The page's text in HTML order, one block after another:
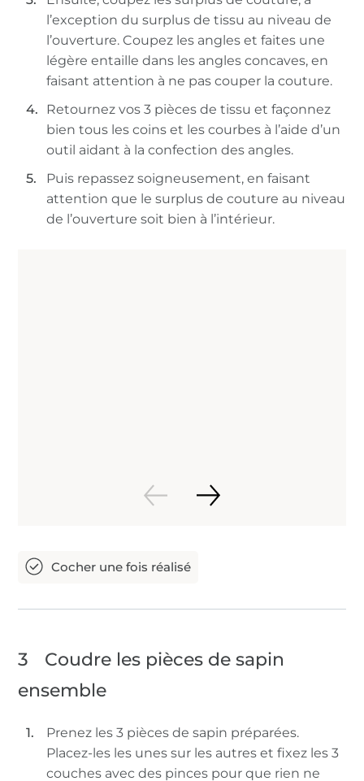
l’exception du surplus de tissu au niveau de
l’ouverture. Coupez les angles et faites une
légère entaille dans les angles concaves, en
faisant attention à ne pas couper la couture.
Retournez vos 3 pièces de tissu et façonnez
bien tous les coins et les courbes à l’aide d’un
outil aidant à la confection des angles.
Puis repassez soigneusement, en faisant
attention que le surplus de couture au niveau
de l’ouverture soit bien à l’intérieur.
3
Coudre les pièces de sapin
ensemble
Prenez les 3 pièces de sapin préparées.
Placez-les les unes sur les autres et fixez les 3
couches avec des pinces pour que rien ne